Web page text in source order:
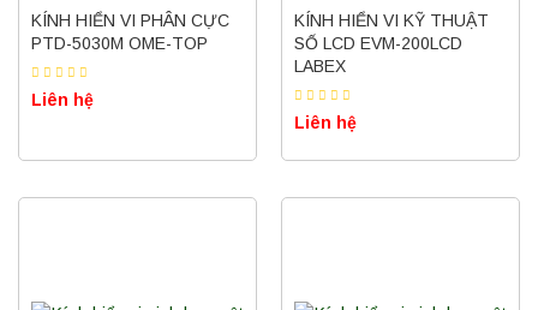
KÍNH HIỂN VI PHÂN CỰC
PTD-5030M OME-TOP
Liên hệ
KÍNH HIỂN VI KỸ THUẬT
SỐ LCD EVM-200LCD
LABEX
Liên hệ